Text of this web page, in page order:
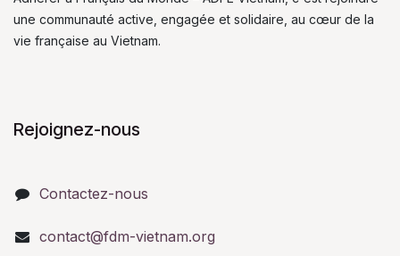
une communauté active, engagée et solidaire, au cœur de la
vie française au Vietnam.
Rejoignez-nous
Contactez-nous
contact@fdm-vietnam.org